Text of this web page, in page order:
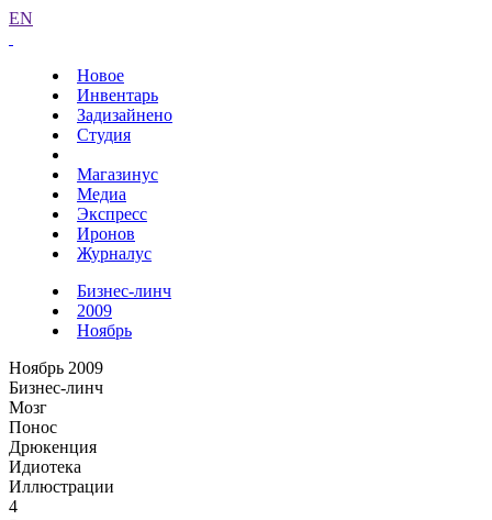
EN
Новое
Инвентарь
Задизайнено
Студия
Магазинус
Медиа
Экспресс
Иронов
Журналус
Бизнес-линч
2009
Ноябрь
Ноябрь 2009
Бизнес-линч
Мозг
Понос
Дрюкенция
Идиотека
Иллюстрации
4